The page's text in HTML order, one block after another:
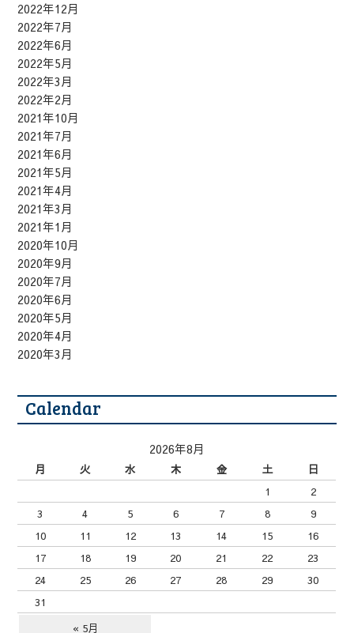
2022年12月
2022年7月
2022年6月
2022年5月
2022年3月
2022年2月
2021年10月
2021年7月
2021年6月
2021年5月
2021年4月
2021年3月
2021年1月
2020年10月
2020年9月
2020年7月
2020年6月
2020年5月
2020年4月
2020年3月
Calendar
2026年8月
月 火 水 木 金 土 日
« 5月
1
2
3
4 5 6 7 8
9
10
11 12 13 14 15
16
17
18 19 20 21 22
23
24
25 26 27 28 29
30
31